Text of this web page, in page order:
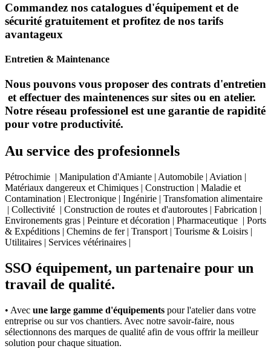
Commandez nos catalogues d'équipement et de
sécurité gratuitement et profitez de nos tarifs
avantageux
Entretien & Maintenance
Nous pouvons vous proposer des contrats d'entretien
et effectuer des maintenences sur sites ou en atelier.
Notre réseau professionel est une garantie de rapidité
pour votre productivité.
Au service des profesionnels
Pétrochimie | Manipulation d'Amiante | Automobile | Aviation |
Matériaux dangereux et Chimiques | Construction | Maladie et
Contamination | Electronique | Ingénirie | Transfomation alimentaire
| Collectivité | Construction de routes et d'autoroutes | Fabrication |
Environements gras | Peinture et décoration | Pharmaceutique | Ports
& Expéditions | Chemins de fer | Transport | Tourisme & Loisirs |
Utilitaires | Services vétérinaires |
SSO équipement, un partenaire pour un
travail de qualité.
• Avec une large gamme d'équipements pour l'atelier dans votre
entreprise ou sur vos chantiers. Avec notre savoir-faire, nous
sélectionnons des marques de qualité afin de vous offrir la meilleur
solution pour chaque situation.